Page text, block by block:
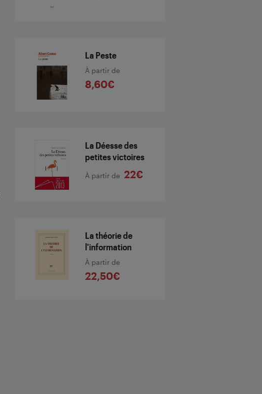
La Peste
À partir de
8,60€
La Déesse des
petites victoires
À partir de 22€
La théorie de
l'information
À partir de
22,50€